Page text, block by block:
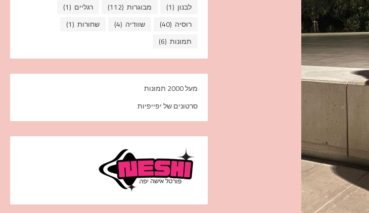
לבנון (1) מבוגרות (112) רגליים (1)
רוסיה (40) שוודיה (4) שחורות (1)
תמונות (6)
מעל 2000 תמונות
סרטונים של יפייפיות